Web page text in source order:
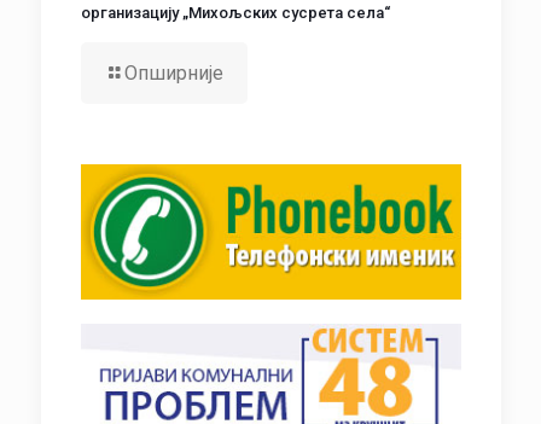
организацију „Михољских сусрета села“
Опширније